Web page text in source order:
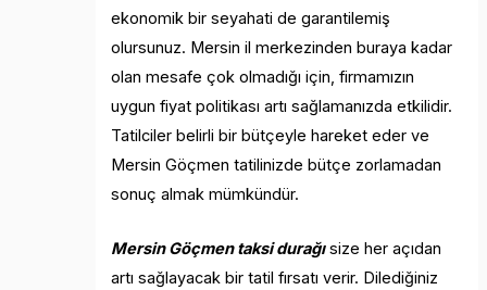
ekonomik bir seyahati de garantilemiş
olursunuz. Mersin il merkezinden buraya kadar
olan mesafe çok olmadığı için, firmamızın
uygun fiyat politikası artı sağlamanızda etkilidir.
Tatilciler belirli bir bütçeyle hareket eder ve
Mersin Göçmen tatilinizde bütçe zorlamadan
sonuç almak mümkündür.
Mersin Göçmen taksi durağısize her açıdan
artı sağlayacak bir tatil fırsatı verir. Dilediğiniz